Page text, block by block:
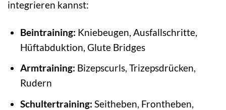
integrieren kannst:
Beintraining: Kniebeugen, Ausfallschritte,
Hüftabduktion, Glute Bridges
Armtraining: Bizepscurls, Trizepsdrücken,
Rudern
Schultertraining: Seitheben, Frontheben,